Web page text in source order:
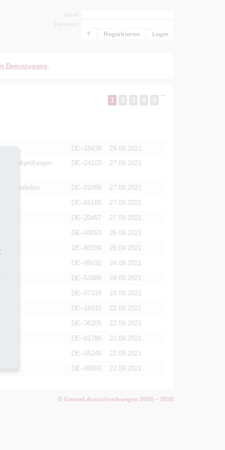
? Registrieren
Demozugang.
1 2 3 4 5
DE–18439
29.09.2021
DE–24103 27.09.2021
DE–01099
27.09.2021
DE–65185
27.09.2021
DE–20457
27.09.2021
DE–93053
26.09.2021
DE–80339
25.09.2021
DE–95032
24.09.2021
DE–53489
24.09.2021
DE–97318
24.09.2021
DE–16515
22.09.2021
DE–36205
22.09.2021
DE–01796
22.09.2021
DE–55246
22.09.2021
DE–30655 22.09.2021
© Geonet Ausschreibungen 2000 – 2026